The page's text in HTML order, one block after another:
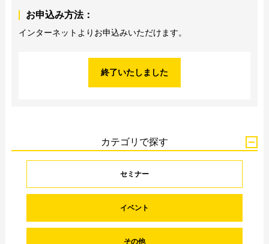
お申込み方法：
インターネットよりお申込みいただけます。
終了いたしました
カテゴリで探す
セミナー
イベント
その他